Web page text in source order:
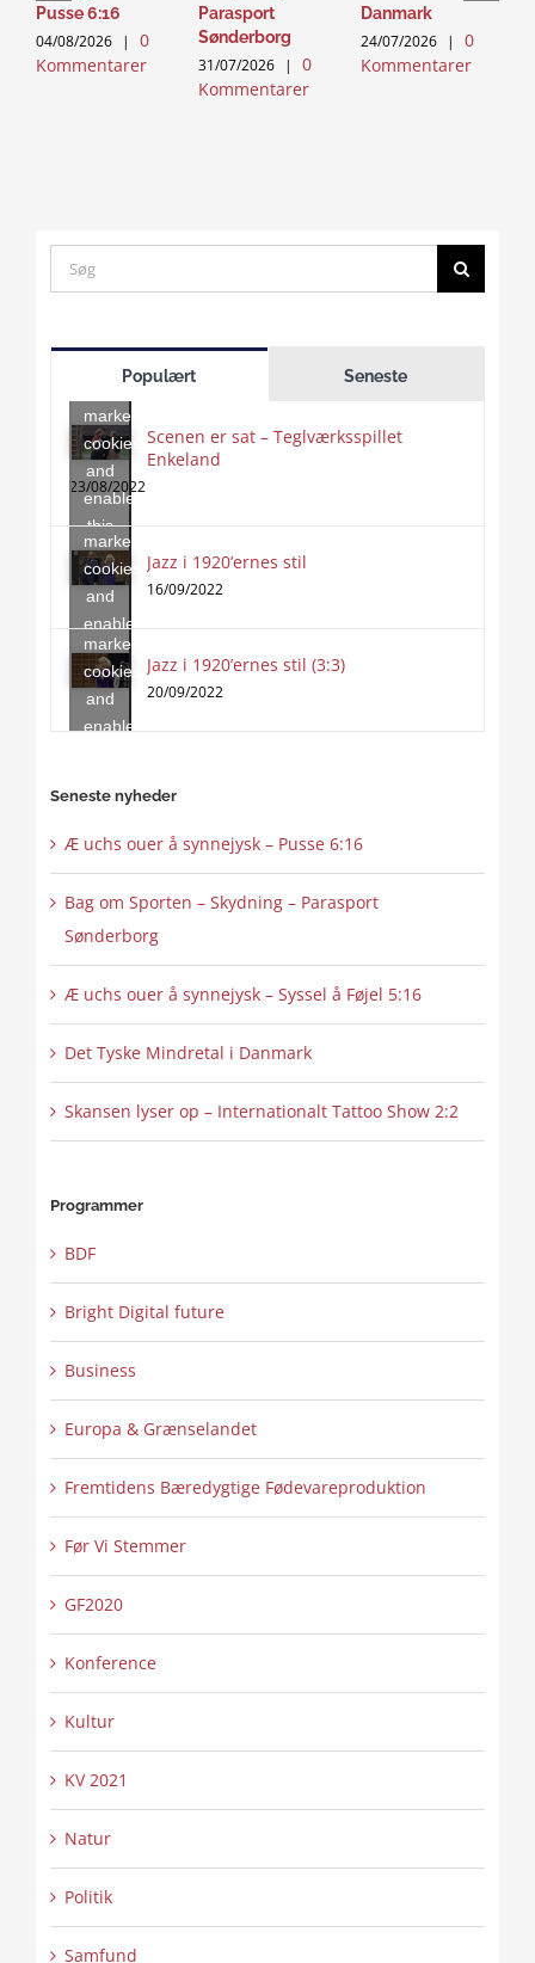
Pusse 6:16
04/08/2026 |
0
Kommentarer
Parasport
Sønderborg
31/07/2026 |
0
Kommentarer
Danmark
24/07/2026 |
0
Kommentarer
Search
for:
Populært Seneste
accept
marketing
cookies
and
enable
this
content
Scenen er sat – Teglværksspillet
Enkeland
23/08/2022
Click
to
marketing
cookies
and
enable
this
content
Jazz i 1920’ernes stil
16/09/2022
Click
to
accept
marketing
cookies
and
enable
Jazz i 1920’ernes stil (3:3)
20/09/2022
Seneste nyheder
Æ uchs ouer å synnejysk – Pusse 6:16
Bag om Sporten – Skydning – Parasport
Sønderborg
Æ uchs ouer å synnejysk – Syssel å Føjel 5:16
Det Tyske Mindretal i Danmark
Skansen lyser op – Internationalt Tattoo Show 2:2
Programmer
BDF
Bright Digital future
Business
Europa & Grænselandet
Fremtidens Bæredygtige Fødevareproduktion
Før Vi Stemmer
GF2020
Konference
Kultur
KV 2021
Natur
Politik
Samfund